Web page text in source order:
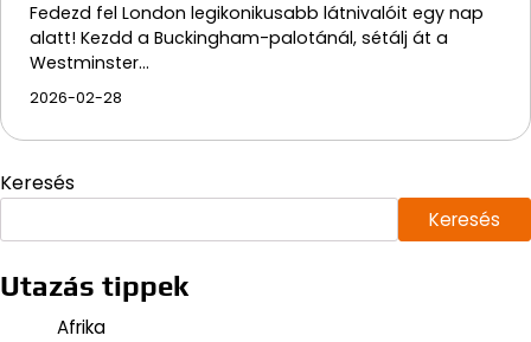
Fedezd fel London legikonikusabb látnivalóit egy nap
alatt! Kezdd a Buckingham-palotánál, sétálj át a
Westminster…
2026-02-28
Keresés
Keresés
Utazás tippek
Afrika